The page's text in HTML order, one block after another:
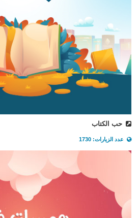
حب الكتاب
عدد الزيارات: 1730